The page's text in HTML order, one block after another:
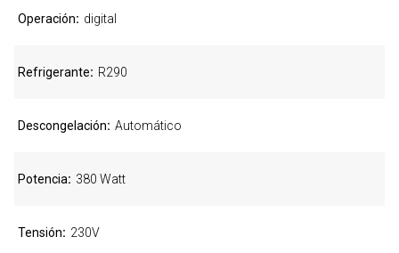
Operación digital
Refrigerante R290
Descongelación Automático
Potencia 380 Watt
Tensión 230V